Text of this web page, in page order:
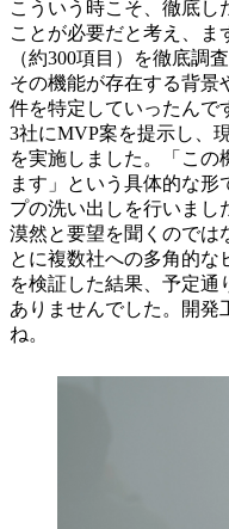
こういう時こそ、徹底し
ことが必要だと考え、ま
（約300項目）を徹底調
その機能が存在する背景
件を特定していったんで
3社にMVP案を提示し、
を実施しました。「この
ます」という具体的な形
プの洗い出しを行いまし
漠然と要望を聞くのでは
とに複数社への多角的な
を検証した結果、予定通
ありませんでした。開発
ね。